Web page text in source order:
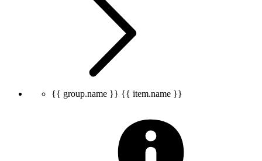
{{ group.name }} {{ item.name }}